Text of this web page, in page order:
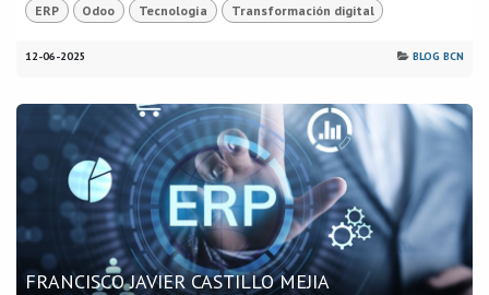
ERP Odoo Tecnología Transformación digital
12-06-2025 BLOG BCN
FRANCISCO JAVIER CASTILLO MEJIA